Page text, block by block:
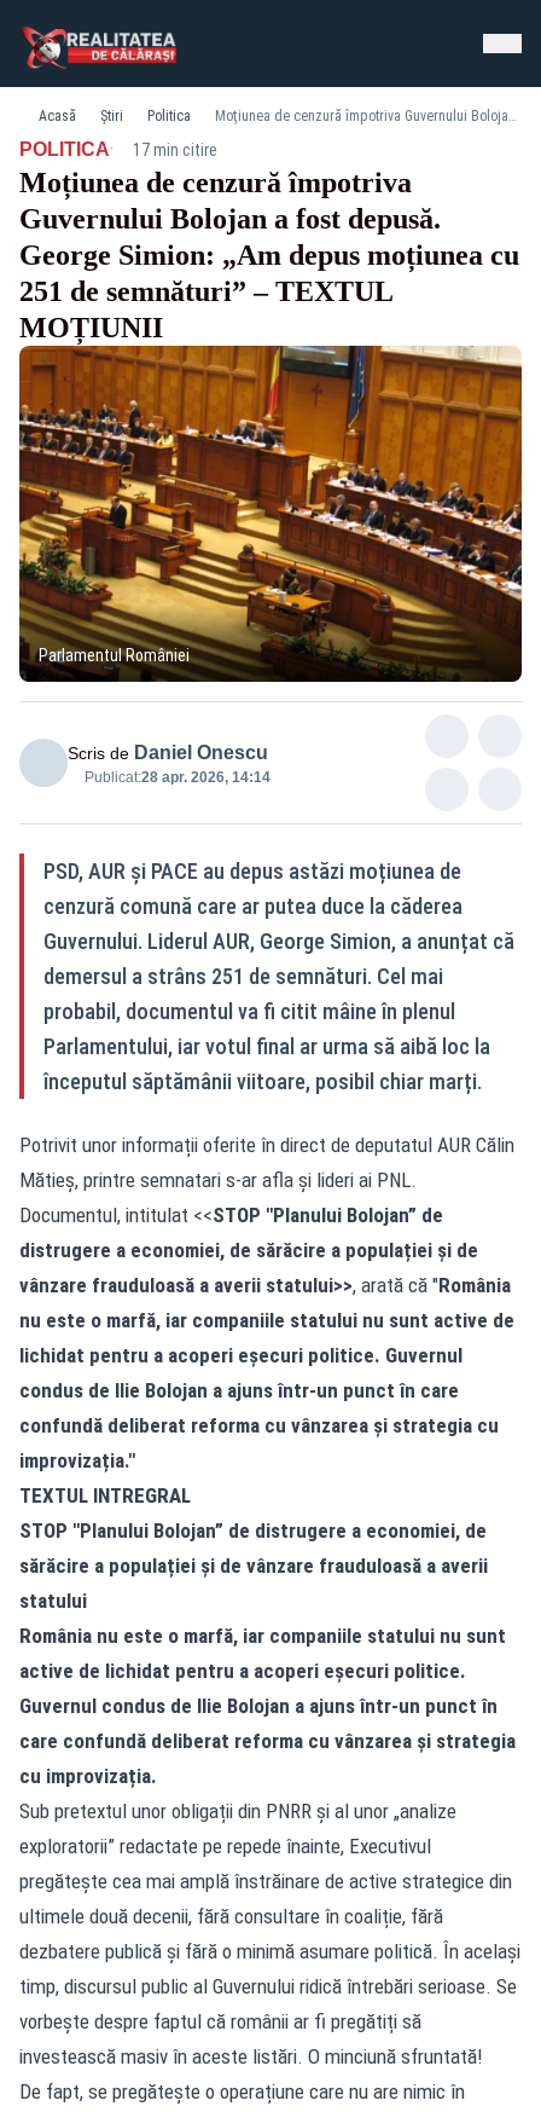
Acasă Știri Politica Moțiunea de cenzură împotriva Guvernului Bolojan a fost depusă. George Simion: „Am depus moțiunea cu 251 de semnături” – TEXTUL MOȚIUNII
POLITICA· 17 min citire
Moțiunea de cenzură împotriva
Guvernului Bolojan a fost depusă.
George Simion: „Am depus moțiunea cu
251 de semnături” – TEXTUL
MOȚIUNII
Parlamentul României
Scris de Daniel Onescu
Publicat:28 apr. 2026, 14:14
PSD, AUR și PACE au depus astăzi moțiunea de
cenzură comună care ar putea duce la căderea
Guvernului. Liderul AUR, George Simion, a anunțat că
demersul a strâns 251 de semnături. Cel mai
probabil, documentul va fi citit mâine în plenul
Parlamentului, iar votul final ar urma să aibă loc la
începutul săptămânii viitoare, posibil chiar marți.
Potrivit unor informații oferite în direct de deputatul AUR Călin
Mătieș, printre semnatari s-ar afla și lideri ai PNL.
Documentul, intitulat <<STOP "Planului Bolojan” de
distrugere a economiei, de sărăcire a populației și de
vânzare frauduloasă a averii statului>>, arată că "România
nu este o marfă, iar companiile statului nu sunt active de
lichidat pentru a acoperi eșecuri politice. Guvernul
condus de Ilie Bolojan a ajuns într-un punct în care
confundă deliberat reforma cu vânzarea și strategia cu
improvizația."
TEXTUL INTREGRAL
STOP "Planului Bolojan” de distrugere a economiei, de
sărăcire a populației și de vânzare frauduloasă a averii
statului
România nu este o marfă, iar companiile statului nu sunt
active de lichidat pentru a acoperi eșecuri politice.
Guvernul condus de Ilie Bolojan a ajuns într-un punct în
care confundă deliberat reforma cu vânzarea și strategia
cu improvizația.
Sub pretextul unor obligații din PNRR și al unor „analize
exploratorii” redactate pe repede înainte, Executivul
pregătește cea mai amplă înstrăinare de active strategice din
ultimele două decenii, fără consultare în coaliție, fără
dezbatere publică și fără o minimă asumare politică. În același
timp, discursul public al Guvernului ridică întrebări serioase. Se
vorbește despre faptul că românii ar fi pregătiți să
investească masiv în aceste listări. O minciună sfruntată!
De fapt, se pregătește o operațiune care nu are nimic în